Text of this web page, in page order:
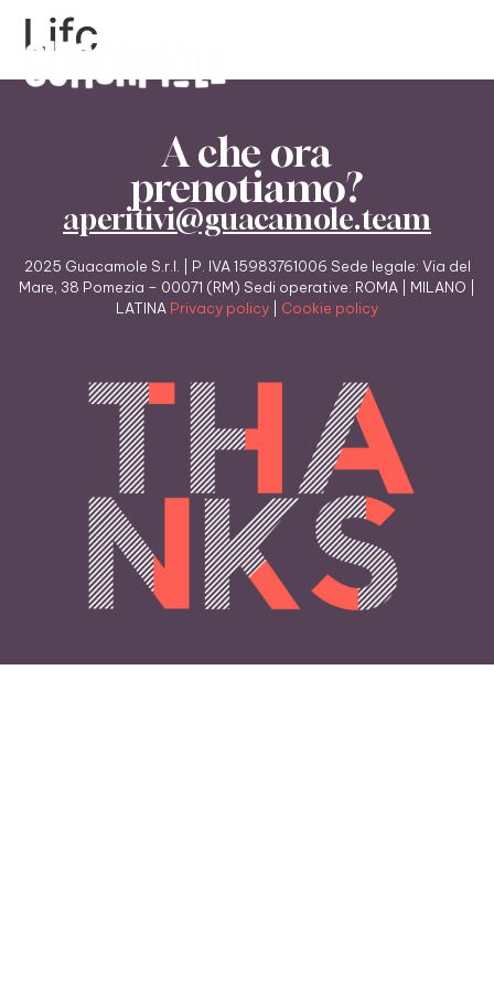
Lifc
A che ora
prenotiamo?
aperitivi@guacamole.team
2025 Guacamole S.r.l. | P. IVA 15983761006 Sede legale: Via del
Mare, 38 Pomezia – 00071 (RM) Sedi operative: ROMA | MILANO |
LATINA Privacy policy Cookie policy